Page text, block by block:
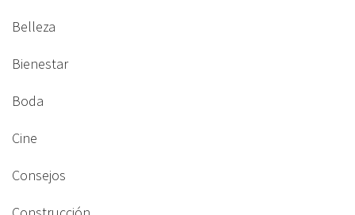
Belleza
Bienestar
Boda
Cine
Consejos